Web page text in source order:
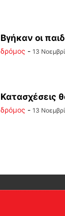
Βγήκαν οι
δρόμος - 13
Κατασχέσεις
δρόμος - 13